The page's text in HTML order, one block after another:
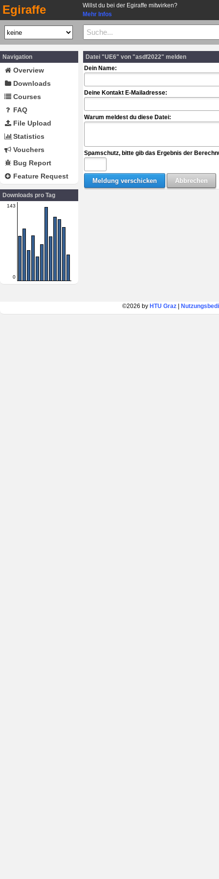
Egiraffe
Willst du bei der Egiraffe mitwirken?
Mehr Infos
Navigation
Overview
Downloads
Courses
FAQ
File Upload
Statistics
Vouchers
Bug Report
Feature Request
Downloads pro Tag
143
0
Datei "UE6" von "asdf2022" melden
Dein Name:
Deine Kontakt E-Mailadresse:
Warum meldest du diese Datei:
Spamschutz, bitte gib das Ergebnis der
©2026 by HTU Graz|